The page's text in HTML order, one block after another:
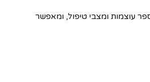
עוצמות ומצבי טיפול, ומאפשר